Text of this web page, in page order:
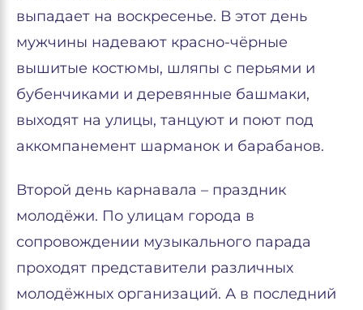
выпадает на воскресенье. В этот день
мужчины надевают красно-чёрные
вышитые костюмы, шляпы с перьями и
бубенчиками и деревянные башмаки,
выходят на улицы, танцуют и поют под
аккомпанемент шарманок и барабанов.
Второй день карнавала – праздник
молодёжи. По улицам города в
сопровождении музыкального парада
проходят представители различных
молодёжных организаций. А в последний